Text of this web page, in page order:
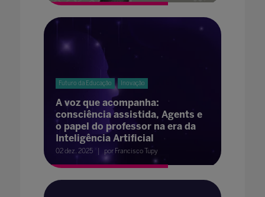
Futuro da Educação Inovação
A voz que acompanha:
consciência assistida, Agents e
o papel do professor na era da
Inteligência Artificial
02 dez. 2025 por Francisco Tupy